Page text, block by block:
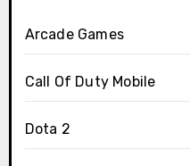
Arcade Games
Call Of Duty Mobile
Dota 2